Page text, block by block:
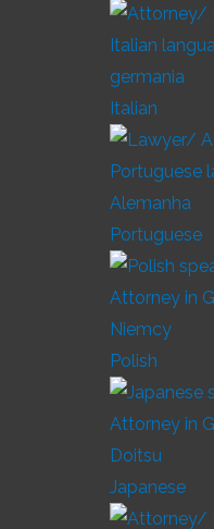
Italian
Portuguese
Polish
Japanese